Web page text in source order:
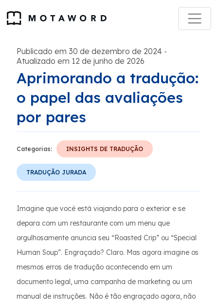
Publicado em 30 de dezembro de 2024 -
Atualizado em 12 de junho de 2026
Aprimorando a tradução:
o papel das avaliações
por pares
Categorias: INSIGHTS DE TRADUÇÃO
TRADUÇÃO JURADA
Imagine que você está viajando para o exterior e se
depara com um restaurante com um menu que
orgulhosamente anuncia seu “Roasted Crip” ou “Special
Human Soup”. Engraçado? Claro. Mas agora imagine os
mesmos erros de tradução acontecendo em um
documento legal, uma campanha de marketing ou um
manual de instruções. Não é tão engraçado agora, não